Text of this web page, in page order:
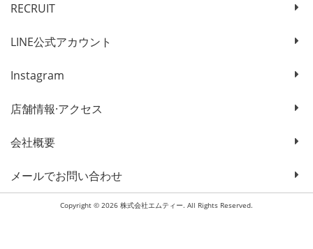
RECRUIT
LINE公式アカウント
Instagram
店舗情報·アクセス
会社概要
メールでお問い合わせ
Copyright © 2026 株式会社エムティー. All Rights Reserved.